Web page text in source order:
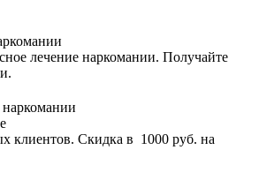
лечение наркомании. Получайте
клиентов. Скидка в 1000 руб. на